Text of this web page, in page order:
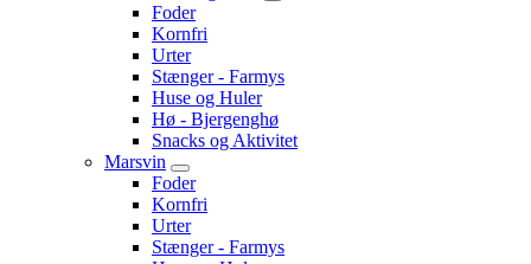
Foder
Kornfri
Urter
Stænger - Farmys
Huse og Huler
Hø - Bjergenghø
Snacks og Aktivitet
Marsvin
Foder
Kornfri
Urter
Stænger - Farmys